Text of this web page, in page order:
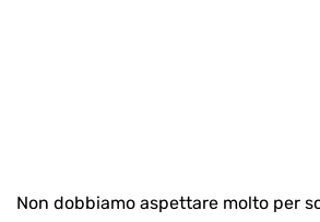
Non dobbiamo aspettare molto per